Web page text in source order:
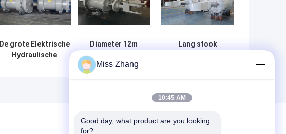
De grote Elektrische
Hydraulische
Diameter 12m
Hydraulische
Servomotor voor
Waterwiel, Zuiger
Lang stook
Motorroestvrij
Miss Zhang
10:45 AM
Good day, what product are you looking
for?